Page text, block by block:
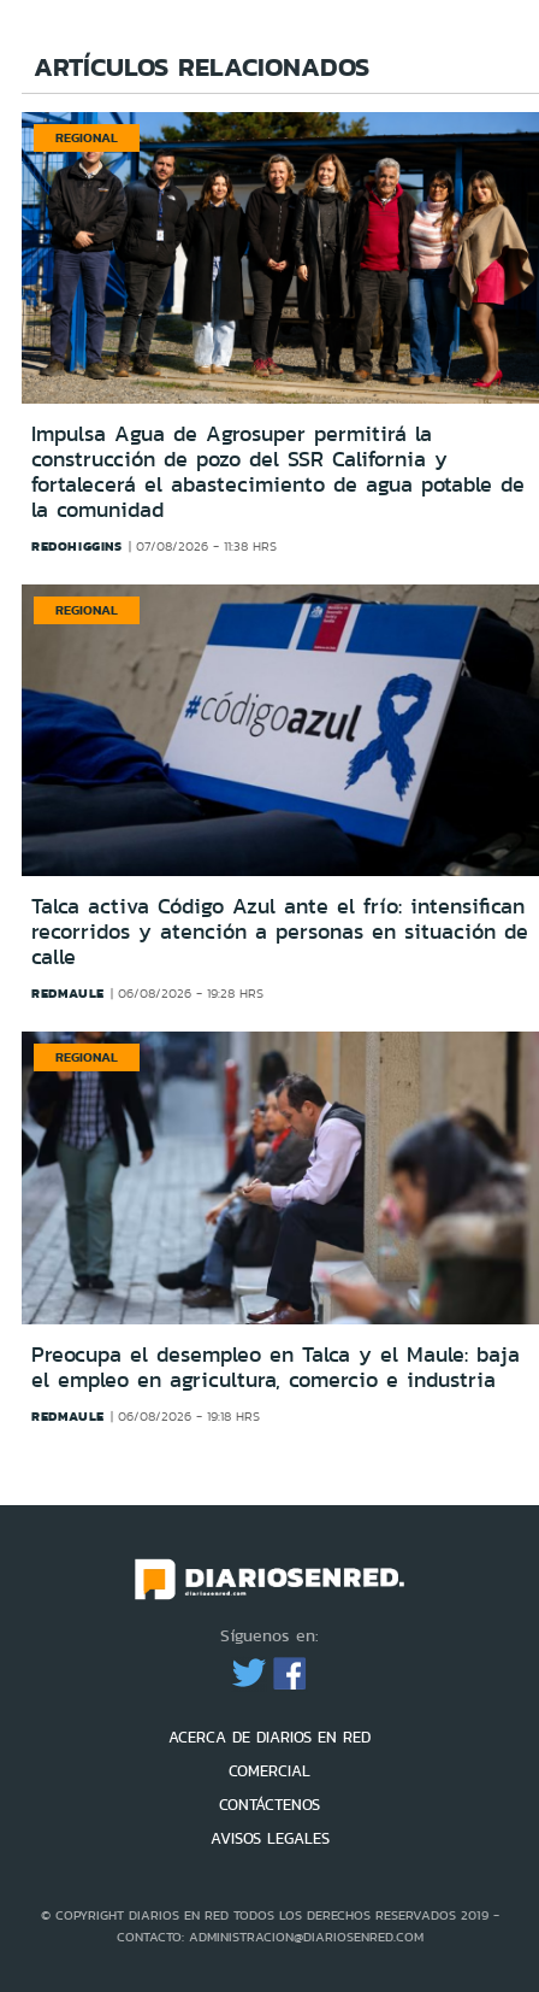
ARTÍCULOS RELACIONADOS
REGIONAL
Impulsa Agua de Agrosuper permitirá la
construcción de pozo del SSR California y
fortalecerá el abastecimiento de agua potable de
la comunidad
REDOHIGGINS 07/08/2026 - 11:38 HRS
REGIONAL
Talca activa Código Azul ante el frío: intensifican
recorridos y atención a personas en situación de
calle
REDMAULE 06/08/2026 - 19:28 HRS
REGIONAL
Preocupa el desempleo en Talca y el Maule: baja
el empleo en agricultura, comercio e industria
REDMAULE 06/08/2026 - 19:18 HRS
Síguenos en:
ACERCA DE DIARIOS EN RED
COMERCIAL
CONTÁCTENOS
AVISOS LEGALES
© COPYRIGHT DIARIOS EN RED TODOS LOS DERECHOS RESERVADOS 2019 -
CONTACTO: ADMINISTRACION@DIARIOSENRED.COM